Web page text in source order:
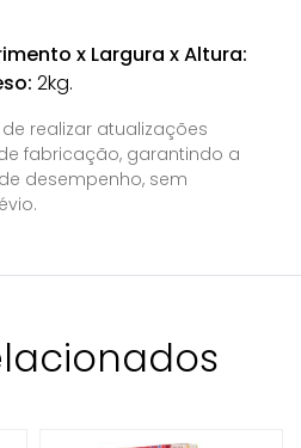
x Largura x Altura:
2kg.
realizar atualizações
fabricação, garantindo a
desempenho, sem